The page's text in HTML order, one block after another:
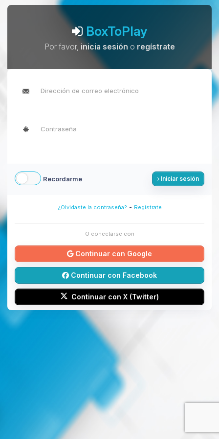
BoxToPlay
Por favor, inicia sesión o regístrate
Recordarme Iniciar sesión
¿Olvidaste la contraseña? - Regístrate
O conectarse con
Continuar con Google
Continuar con Facebook
Continuar con X (Twitter)